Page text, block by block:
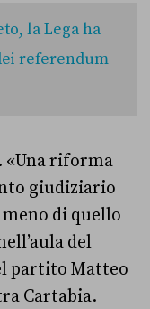
la Lega ha
referendum
«Una riforma
giudiziario
di quello
del
partito Matteo
Cartabia.